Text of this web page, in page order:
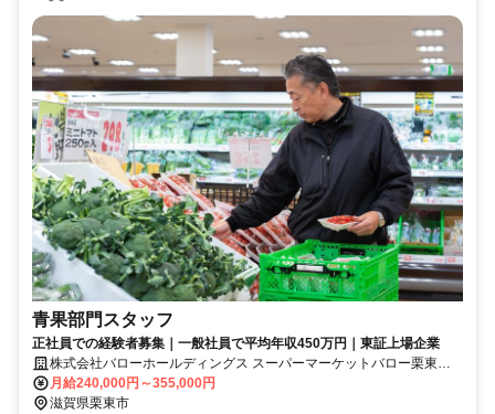
青果部門スタッフ
正社員での経験者募集｜一般社員で平均年収450万円｜東証上場企業
株式会社バローホールディングス スーパーマーケットバロー栗東苅
原店
月給240,000円～355,000円
滋賀県栗東市